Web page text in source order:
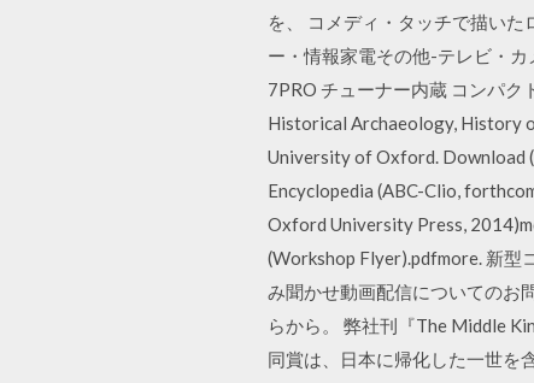
を、 コメディ・タッチで描い
ー・情報家電その他-テレビ・
7PRO チューナー内蔵 コンパ
Historical Archaeology, History
University of Oxford. Download
Encyclopedia (ABC-Clio,
Oxford University Press,
(Workshop Flyer).pdfmore. 新型
み聞かせ動画配信についてのお
らから。 弊社刊『The Middle
同賞は、日本に帰化した一世を